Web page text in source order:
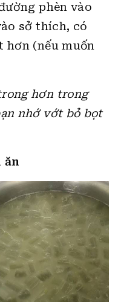
phèn vào
sở thích, có
hơn (nếu muốn
hơn trong
nhớ vớt bỏ bọt
ăn